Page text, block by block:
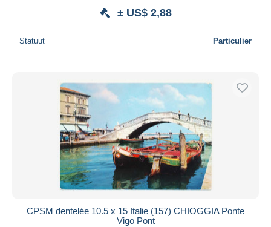
± US$ 2,88
Statuut Particulier
CPSM dentelée 10.5 x 15 Italie (157) CHIOGGIA Ponte
Vigo Pont